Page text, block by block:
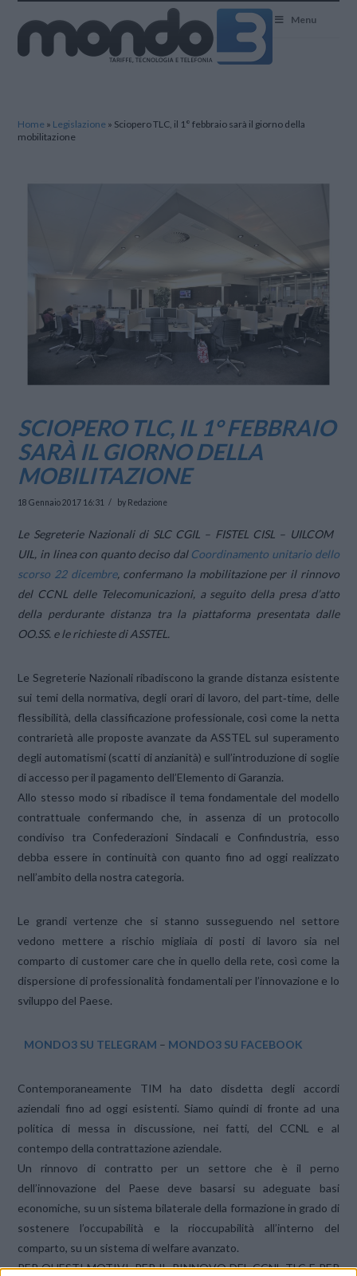
Menu
Home » Legislazione » Sciopero TLC, il 1° febbraio sarà il giorno della
mobilitazione
SCIOPERO TLC, IL 1° FEBBRAIO
SARÀ IL GIORNO DELLA
MOBILITAZIONE
18 Gennaio 2017 16:31 by Redazione
Le Segreterie Nazionali di SLC CGIL – FISTEL CISL – UILCOM
UIL, in linea con quanto deciso dal Coordinamento unitario dello
scorso 22 dicembre, confermano la mobilitazione per il rinnovo
del CCNL delle Telecomunicazioni, a seguito della presa d’atto
della perdurante distanza tra la piattaforma presentata dalle
OO.SS. e le richieste di ASSTEL.
Le Segreterie Nazionali ribadiscono la grande distanza esistente
sui temi della normativa, degli orari di lavoro, del part‐time, delle
flessibilità, della classificazione professionale, così come la netta
contrarietà alle proposte avanzate da ASSTEL sul superamento
degli automatismi (scatti di anzianità) e sull’introduzione di soglie
di accesso per il pagamento dell’Elemento di Garanzia.
Allo stesso modo si ribadisce il tema fondamentale del modello
contrattuale confermando che, in assenza di un protocollo
condiviso tra Confederazioni Sindacali e Confindustria, esso
debba essere in continuità con quanto fino ad oggi realizzato
nell’ambito della nostra categoria.
Le grandi vertenze che si stanno susseguendo nel settore
vedono mettere a rischio migliaia di posti di lavoro sia nel
comparto di customer care che in quello della rete, così come la
dispersione di professionalità fondamentali per l’innovazione e lo
sviluppo del Paese.
MONDO3 SU TELEGRAM – MONDO3 SU FACEBOOK
Contemporaneamente TIM ha dato disdetta degli accordi
aziendali fino ad oggi esistenti. Siamo quindi di fronte ad una
politica di messa in discussione, nei fatti, del CCNL e al
contempo della contrattazione aziendale.
Un rinnovo di contratto per un settore che è il perno
dell’innovazione del Paese deve basarsi su adeguate basi
economiche, su un sistema bilaterale della formazione in grado di
sostenere l’occupabilità e la rioccupabilità all’interno del
comparto, su un sistema di welfare avanzato.
PER QUESTI MOTIVI, PER IL RINNOVO DEL CCNL TLC E PER